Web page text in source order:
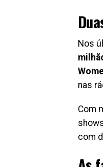
Nos
nas
Com
com